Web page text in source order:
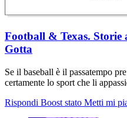
Football & Texas. Storie
Gotta
Se il baseball è il passatempo
certamente lo sport che li
Rispondi Boost stato Metti mi